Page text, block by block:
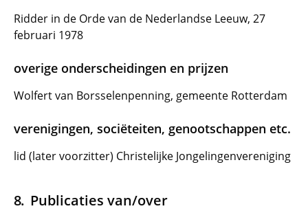
Ridder in de Orde van de Nederlandse Leeuw, 27
februari 1978
overige onderscheidingen en prijzen
Wolfert van Borsselenpenning, gemeente Rotterdam
verenigingen, sociëteiten, genootschappen etc.
lid (later voorzitter) Christelijke Jongelingenvereniging
Publicaties van/over